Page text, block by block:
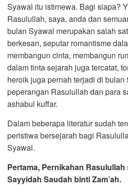
Syawal itu istimewa. Bagi siapa?
Rasulullah, saya, anda dan
bulan Syawal merupakan salah
berkesan, seputar romantisme
membangun cinta, membangun
dalam tinta sejarah juga tercatat,
heroik juga pernah terjadi di bulan
peperangan Rasulullah dan para
ashabul kuffar.
Dalam beberapa literatur sudah
peristiwa bersejarah bagi
Syawal.
Pertama, Pernikahan Rasulullah
Sayyidah Saudah binti Zam’ah.